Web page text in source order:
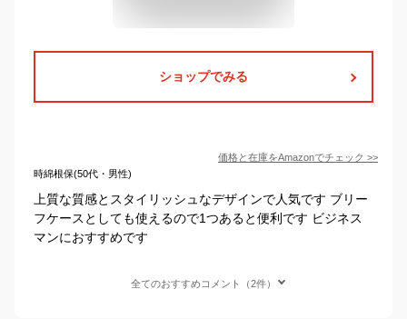
ショップでみる
価格と在庫をAmazonでチェック >>
時綿根保(50代・男性)
上質な質感とスタイリッシュなデザインで人気です ブリー
フケースとしても使えるので1つあると便利です ビジネス
マンにおすすめです
全てのおすすめコメント（2件）